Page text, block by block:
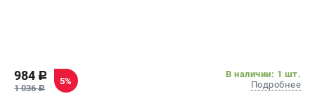
984 c
1 036c
5%
В наличии: 1 шт.
Подробнее